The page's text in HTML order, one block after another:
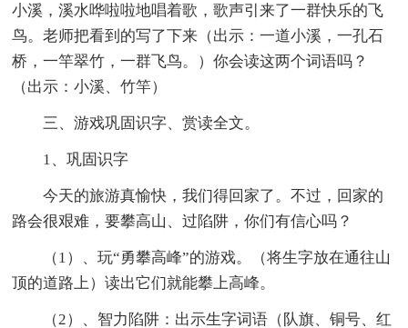
小溪，溪水哗啦啦地唱着歌，歌声引来了一群快乐的飞
鸟。老师把看到的写了下来（出示：一道小溪，一孔石
桥，一竿翠竹，一群飞鸟。）你会读这两个词语吗？
（出示：小溪、竹竿）
三、游戏巩固识字、赏读全文。
1、巩固识字
今天的旅游真愉快，我们得回家了。不过，回家的
路会很艰难，要攀高山、过陷阱，你们有信心吗？
（1）、玩“勇攀高峰”的游戏。（将生字放在通往山
顶的道路上）读出它们就能攀上高峰。
（2）、智力陷阱：出示生字词语（队旗、铜号、红